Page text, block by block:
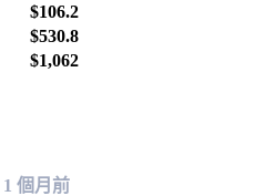
$106.2
$530.8
$1,062
1 個月前